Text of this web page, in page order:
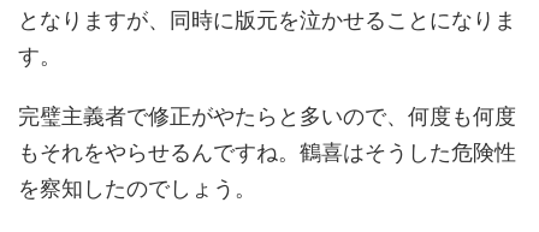
となりますが、同時に版元を泣かせることになりま
す。
完璧主義者で修正がやたらと多いので、何度も何度
もそれをやらせるんですね。鶴喜はそうした危険性
を察知したのでしょう。